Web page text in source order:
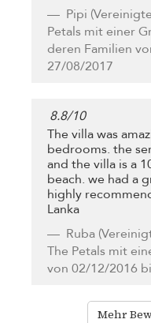
Pipi
Petals mit einer
deren Familien
27/08/2017
8.8/10
The villa was
bedrooms. the
and the villa is a
beach. we had a
highly
Lanka
Ruba
The Petals mit
von 02/12/2016
Mehr